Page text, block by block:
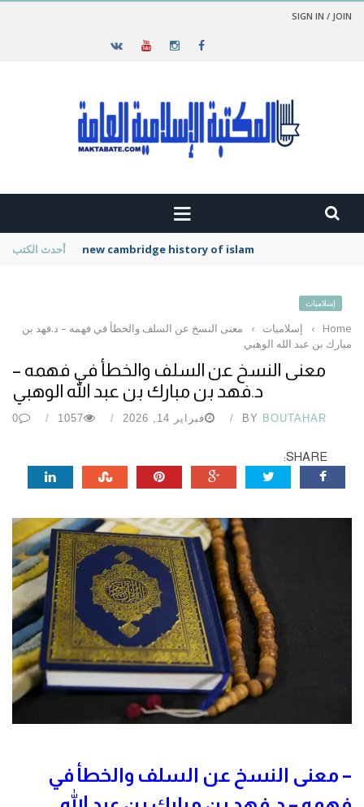
SIGN IN / JOIN
أحدث الكتب new cambridge history of islam
إسلاميات
Home
› إسلاميات ›
معنى النسخ عن السلف والخطأ في فهمه – د.فهد بن
مبارك بن عبد الله الوهبي
معنى النسخ عن السلف والخطأ في فهمه –
د.فهد بن مبارك بن عبد الله الوهبي
BY BOUTAHAR فبراير 14, 2026 1057
0
SHARE:
– معنى النسخ عن السلف والخطأ في